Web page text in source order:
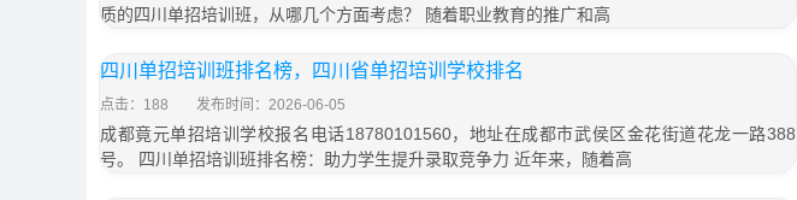
质的四川单招培训班，从哪几个方面考虑？ 随着职业教育的推广和高
四川单招培训班排名榜，四川省单招培训学校排名
点击：188 发布时间：2026-06-05
成都竟元单招培训学校报名电话18780101560，地址在成都市武侯区金花街道花龙一路388
号。 四川单招培训班排名榜：助力学生提升录取竞争力 近年来，随着高